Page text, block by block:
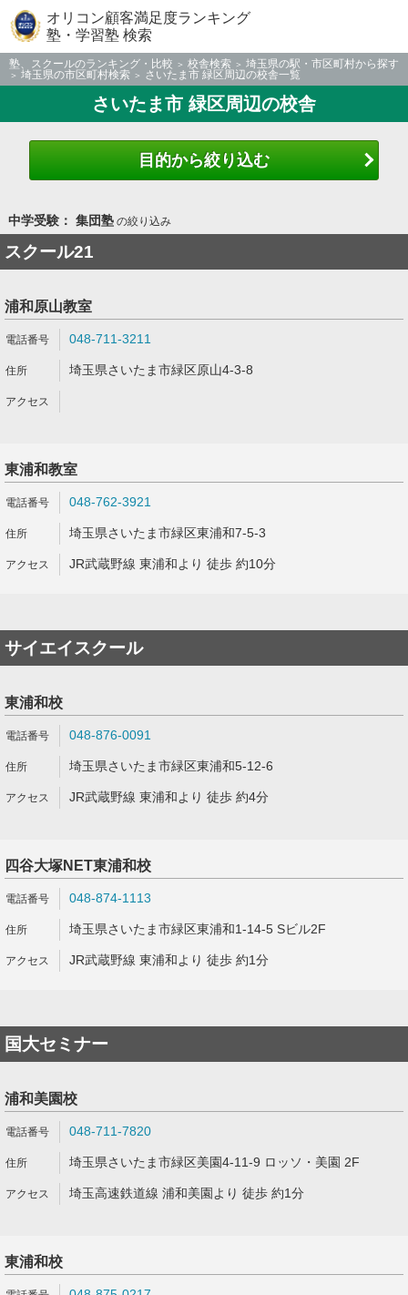
オリコン顧客満足度ランキング
塾・学習塾 検索
塾、スクールのランキング・比較 校舎検索
埼玉県の駅・市区町村から探す
埼玉県の市区町村検索
さいたま市 緑区周辺の校舎一覧
さいたま市 緑区周辺の校舎
目的から絞り込む
中学受験： 集団塾の絞り込み
スクール21
浦和原山教室
048-711-3211
埼玉県さいたま市緑区原山4-3-8
東浦和教室
048-762-3921
埼玉県さいたま市緑区東浦和7-5-3
JR武蔵野線 東浦和より 徒歩 約10分
サイエイスクール
東浦和校
048-876-0091
埼玉県さいたま市緑区東浦和5-12-6
JR武蔵野線 東浦和より 徒歩 約4分
四谷大塚NET東浦和校
048-874-1113
埼玉県さいたま市緑区東浦和1-14-5 Sビル2F
JR武蔵野線 東浦和より 徒歩 約1分
国大セミナー
浦和美園校
048-711-7820
埼玉県さいたま市緑区美園4-11-9 ロッソ・美園 2F
埼玉高速鉄道線 浦和美園より 徒歩 約1分
東浦和校